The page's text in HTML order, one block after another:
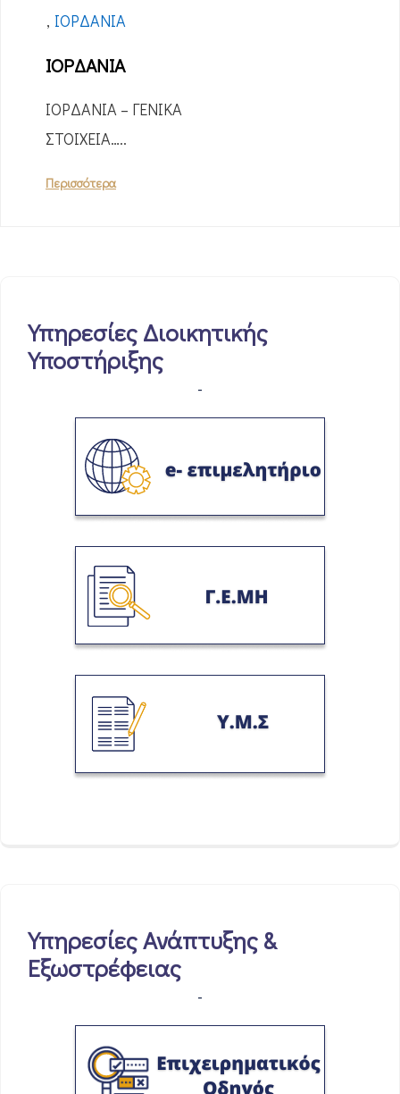
, ΙΟΡΔΑΝΊΑ
ΙΟΡΔΑΝΙΑ
ΙΟΡΔΑΝΙΑ – ΓΕΝΙΚΑ
ΣΤΟΙΧΕΙΑ…..
Περισσότερα
Υπηρεσίες Διοικητικής
Υποστήριξης
-
Υπηρεσίες Ανάπτυξης &
Εξωστρέφειας
-